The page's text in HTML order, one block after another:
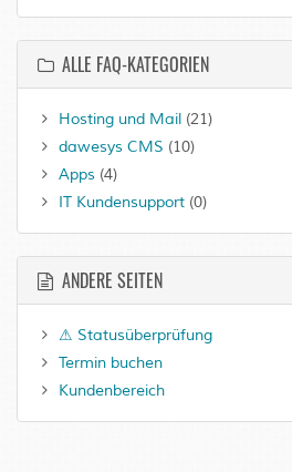
ALLE FAQ-KATEGORIEN
Hosting und Mail (21)
dawesys CMS (10)
Apps (4)
IT Kundensupport (0)
ANDERE SEITEN
⚠ Statusüberprüfung
Termin buchen
Kundenbereich